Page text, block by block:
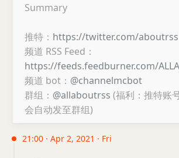
Summary
推特： https://twitter.com/aboutrss
频道 RSS Feed：
https://feeds.feedburner.com/
频道 bot： @channelmcbot
群组： @allaboutrss (福利：推特账
会自动发至群组)
21:00 · Apr 2, 2021 · Fri